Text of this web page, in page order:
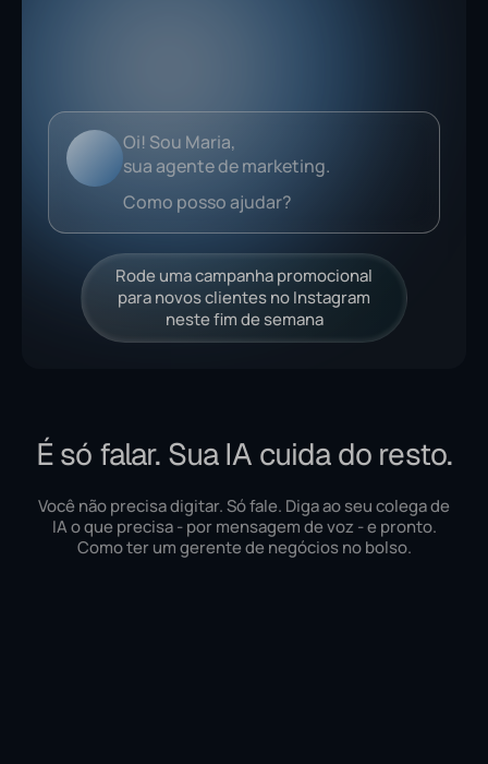
Analisando...
Rode uma campanha promocional
para novos clientes no Instagram
neste fim de semana
É só falar. Sua IA cuida do resto.
Você não precisa digitar. Só fale. Diga ao seu colega de
IA o que precisa - por mensagem de voz - e pronto.
Como ter um gerente de negócios no bolso.